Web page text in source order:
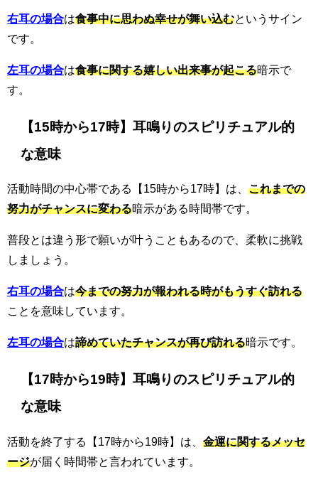
右耳の場合は食事中に思わぬ幸せが舞い込むというサイン
です。
左耳の場合は食事に関する嬉しい出来事が起こる暗示で
す。
【15時から17時】耳鳴りのスピリチュアル的
な意味
活動時間の中心帯である【15時から17時】は、 これまでの
努力がチャンスに変わる暗示がある時間帯です。
普段とは違う形で願いが叶うこともあるので、柔軟に挑戦
しましょう。
右耳の場合は今までの努力が報われる時がもうすぐ訪れる
ことを意味しています。
左耳の場合は諦めていたチャンスが再び訪れる暗示です。
【17時から19時】耳鳴りのスピリチュアル的
な意味
活動を終了する【17時から19時】は、 金運に関するメッセ
ージが届く時間帯と言われています。